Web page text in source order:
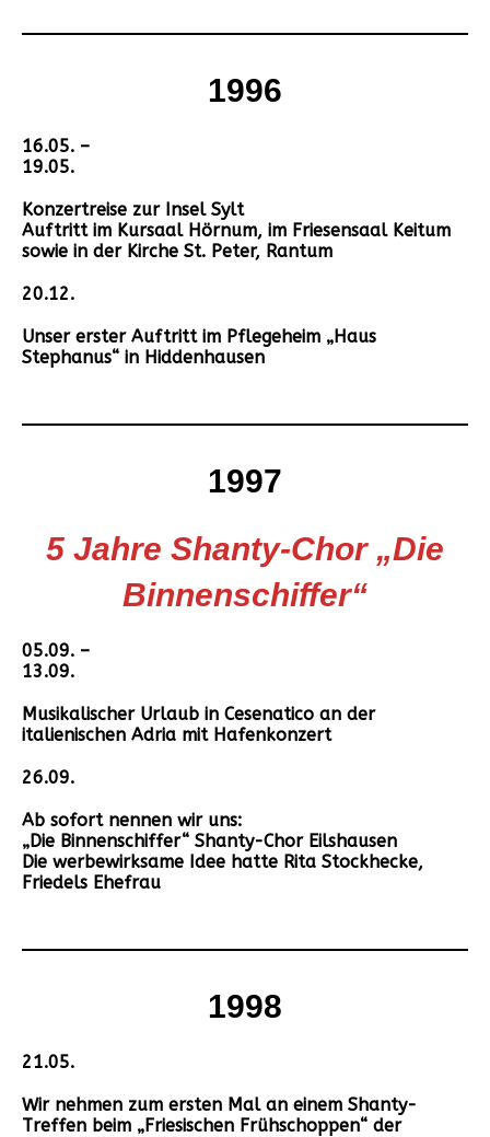
1996
16.05. –
19.05.
Konzertreise zur Insel Sylt
Auftritt im Kursaal Hörnum, im Friesensaal Keitum
sowie in der Kirche St. Peter, Rantum
20.12.
Unser erster Auftritt im Pflegeheim „Haus
Stephanus“ in Hiddenhausen
1997
5 Jahre Shanty-Chor „Die
Binnenschiffer“
05.09. –
13.09.
Musikalischer Urlaub in Cesenatico an der
italienischen Adria mit Hafenkonzert
26.09.
Ab sofort nennen wir uns:
„Die Binnenschiffer“ Shanty-Chor Eilshausen
Die werbewirksame Idee hatte Rita Stockhecke,
Friedels Ehefrau
1998
21.05.
Wir nehmen zum ersten Mal an einem Shanty-
Treffen beim „Friesischen Frühschoppen“ der